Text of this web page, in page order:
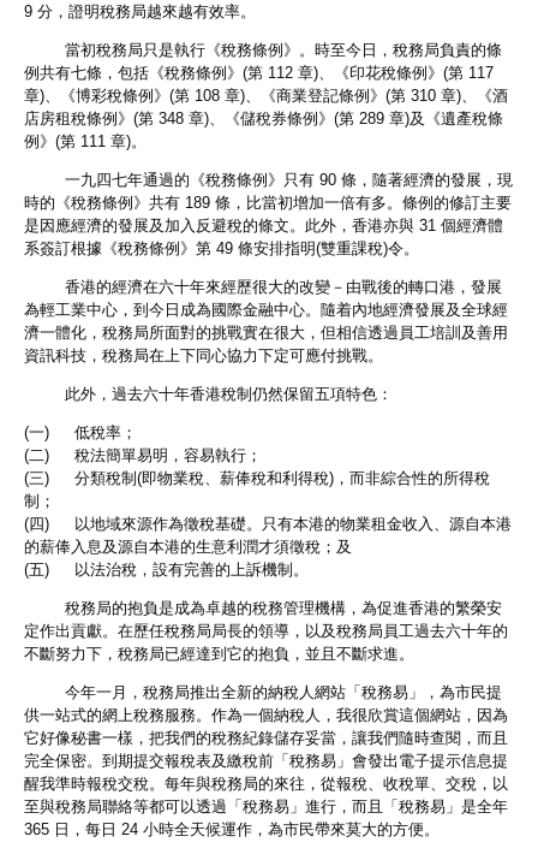
9 分，證明稅務局越來越有效率。
當初稅務局只是執行《稅務條例》。時至今日，稅務局負責的條
例共有七條，包括《稅務條例》(第 112 章)、《印花稅條例》(第 117
章)、《博彩稅條例》(第 108 章)、《商業登記條例》(第 310 章)、《酒
店房租稅條例》(第 348 章)、《儲稅券條例》(第 289 章)及《遺產稅條
例》(第 111 章)。
一九四七年通過的《稅務條例》只有 90 條，隨著經濟的發展，現
時的《稅務條例》共有 189 條，比當初增加一倍有多。條例的修訂主要
是因應經濟的發展及加入反避稅的條文。此外，香港亦與 31 個經濟體
系簽訂根據《稅務條例》第 49 條安排指明(雙重課稅)令。
香港的經濟在六十年來經歷很大的改變－由戰後的轉口港，發展
為輕工業中心，到今日成為國際金融中心。隨着內地經濟發展及全球經
濟一體化，稅務局所面對的挑戰實在很大，但相信透過員工培訓及善用
資訊科技，稅務局在上下同心協力下定可應付挑戰。
此外，過去六十年香港稅制仍然保留五項特色：
(一) 低稅率；
(二) 稅法簡單易明，容易執行；
(三) 分類稅制(即物業稅、薪俸稅和利得稅)，而非綜合性的所得稅
制；
(四) 以地域來源作為徵稅基礎。只有本港的物業租金收入、源自本港
的薪俸入息及源自本港的生意利潤才須徵稅；及
(五) 以法治稅，設有完善的上訴機制。
稅務局的抱負是成為卓越的稅務管理機構，為促進香港的繁榮安
定作出貢獻。在歷任稅務局局長的領導，以及稅務局員工過去六十年的
不斷努力下，稅務局已經達到它的抱負，並且不斷求進。
今年一月，稅務局推出全新的納稅人網站「稅務易」，為市民提
供一站式的網上稅務服務。作為一個納稅人，我很欣賞這個網站，因為
它好像秘書一樣，把我們的稅務紀錄儲存妥當，讓我們隨時查閱，而且
完全保密。到期提交報稅表及繳稅前「稅務易」會發出電子提示信息提
醒我準時報稅交稅。每年與稅務局的來往，從報稅、收稅單、交稅，以
至與稅務局聯絡等都可以透過「稅務易」進行，而且「稅務易」是全年
365 日，每日 24 小時全天候運作，為市民帶來莫大的方便。